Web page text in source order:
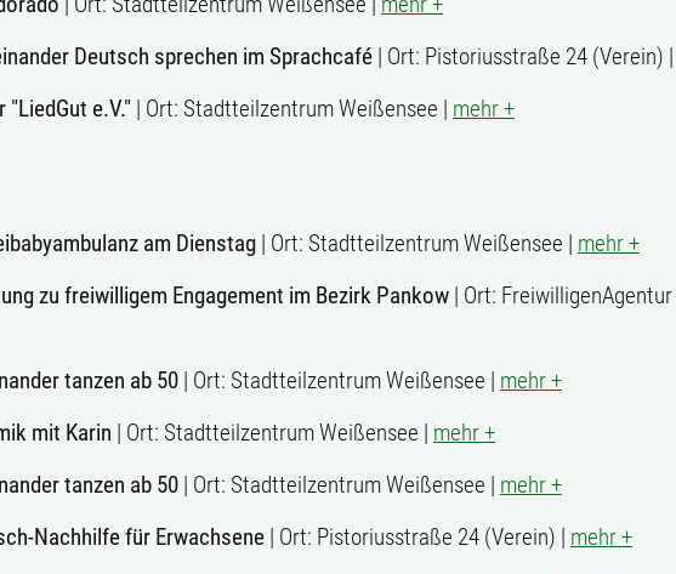
Deutsch sprechen im Sprachcafé | Ort: Pistoriusstraße 24 (Verein)
"LiedGut e.V." | Ort: Stadtteilzentrum Weißensee | mehr +
am Dienstag | Ort: Stadtteilzentrum Weißensee | mehr +
zu freiwilligem Engagement im Bezirk Pankow | Ort:
tanzen ab 50 | Ort: Stadtteilzentrum Weißensee | mehr +
mit Karin | Ort: Stadtteilzentrum Weißensee | mehr +
tanzen ab 50 | Ort: Stadtteilzentrum Weißensee | mehr +
Nachhilfe für Erwachsene | Ort: Pistoriusstraße 24 (Verein) | mehr +